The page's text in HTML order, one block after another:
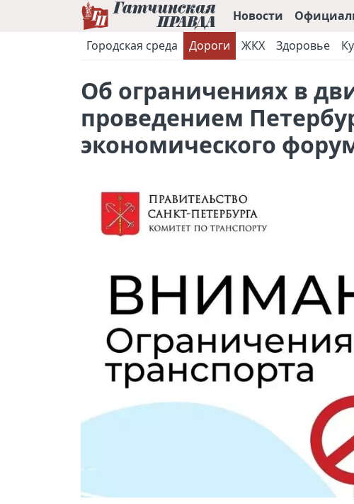
Новости
Городская среда
Дороги ЖКХ Здоровье
Об ограничениях в
проведением
экономического